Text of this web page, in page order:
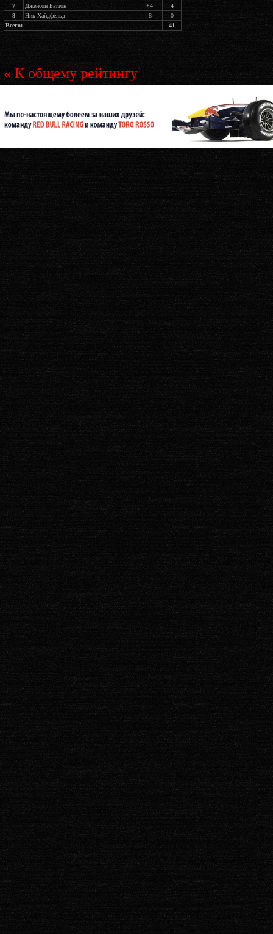
7
Дженсон Баттон +4
4
8
Ник Хайдфельд -8
0
Всего:
41
« К общему рейтингу